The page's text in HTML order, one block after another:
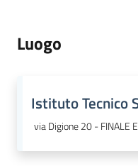
Luogo
Istituto Tecnico
via Digione 20 - FINALE